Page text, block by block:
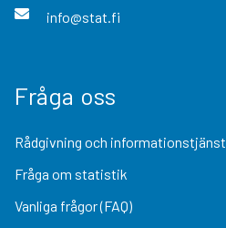
info@stat.fi
Fråga oss
Rådgivning och informationstjänst
Fråga om statistik
Vanliga frågor (FAQ)